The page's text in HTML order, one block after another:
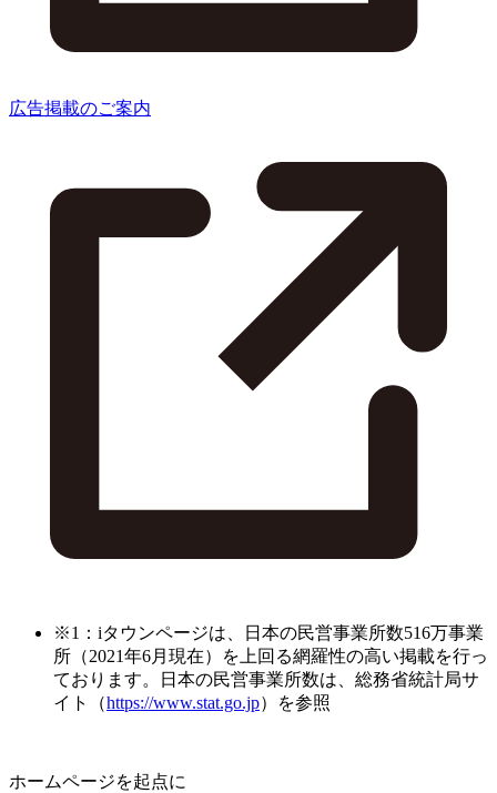
広告掲載のご案内
※1：iタウンページは、日本の民営事業所数516万事業
所（2021年6月現在）を上回る網羅性の高い掲載を行っ
ております。日本の民営事業所数は、総務省統計局サ
イト（https://www.stat.go.jp）を参照
ホームページを起点に